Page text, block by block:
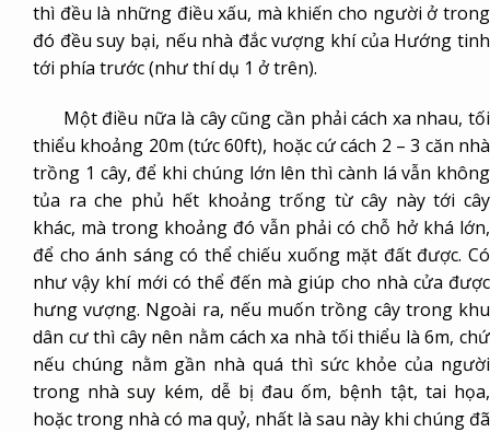
thì đều là những điều xấu, mà khiến cho người ở trong
đó đều suy bại, nếu nhà đắc vượng khí của Hướng tinh
tới phía trước (như thí dụ 1 ở trên).
Một điều nữa là cây cũng cần phải cách xa nhau, tối
thiểu khoảng 20m (tức 60ft), hoặc cứ cách 2 – 3 căn nhà
trồng 1 cây, để khi chúng lớn lên thì cành lá vẫn không
tủa ra che phủ hết khoảng trống từ cây này tới cây
khác, mà trong khoảng đó vẫn phải có chỗ hở khá lớn,
để cho ánh sáng có thể chiếu xuống mặt đất được. Có
như vậy khí mới có thể đến mà giúp cho nhà cửa được
hưng vượng. Ngoài ra, nếu muốn trồng cây trong khu
dân cư thì cây nên nằm cách xa nhà tối thiểu là 6m, chứ
nếu chúng nằm gần nhà quá thì sức khỏe của người
trong nhà suy kém, dễ bị đau ốm, bệnh tật, tai họa,
hoặc trong nhà có ma quỷ, nhất là sau này khi chúng đã